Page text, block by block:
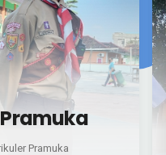
Ekstrakurikuler